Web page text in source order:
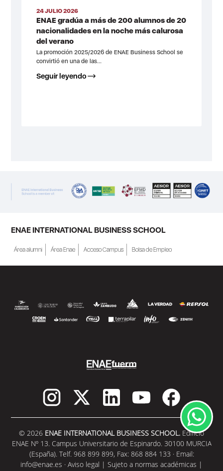
24 JULIO 2026
ENAE gradúa a más de 200 alumnos de 20
nacionalidades en la noche más calurosa
del verano
La promoción 2025/2026 de ENAE Business School se
convirtió en una de las...
Seguir leyendo
ENAE INTERNATIONAL BUSINESS SCHOOL
Área alumni Área Enae Acceso Campus Bolsa de Empleo
© 2026 ENAE INTERNATIONAL BUSINESS SCHOOL. Edificio
ENAE Nº 13. Campus Universitario de Espinardo. 30100 MURCIA
(España). Telf. 968 899 899, Fax: 868 884 133 · Email:
info@enae.es · Aviso legal | Sujeto a normas académicas |